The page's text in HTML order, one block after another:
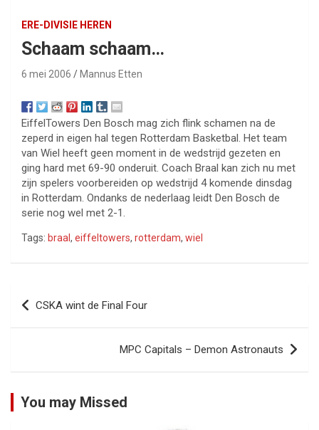
ERE-DIVISIE HEREN
Schaam schaam…
6 mei 2006 Mannus Etten
EiffelTowers Den Bosch mag zich flink schamen na de
zeperd in eigen hal tegen Rotterdam Basketbal. Het team
van Wiel heeft geen moment in de wedstrijd gezeten en
ging hard met 69-90 onderuit. Coach Braal kan zich nu met
zijn spelers voorbereiden op wedstrijd 4 komende dinsdag
in Rotterdam. Ondanks de nederlaag leidt Den Bosch de
serie nog wel met 2-1.
Tags: braal, eiffeltowers, rotterdam, wiel
Bericht
navigatie
CSKA wint de Final Four
MPC Capitals – Demon Astronauts
You may Missed